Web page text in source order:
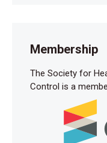
Membership
The Society for
Control is a